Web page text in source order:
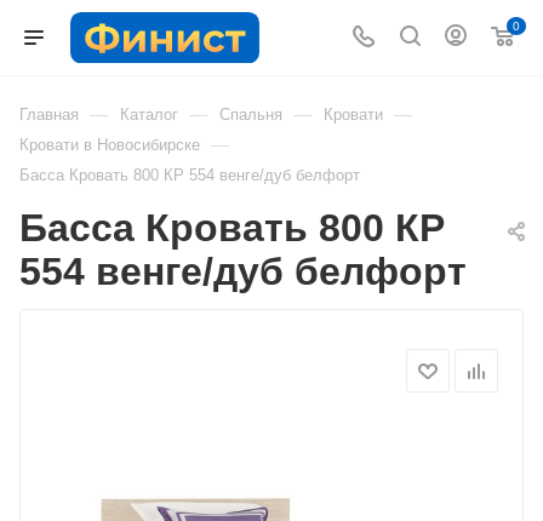
0
Главная — Каталог — Спальня — Кровати —
Кровати в Новосибирске —
Басса Кровать 800 КР 554 венге/дуб белфорт
Басса Кровать 800 КР
554 венге/дуб белфорт